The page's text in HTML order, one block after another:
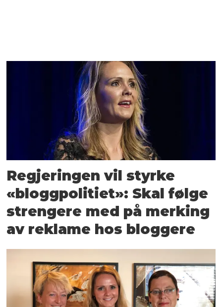
Regjeringen vil styrke
«bloggpolitiet»: Skal følge
strengere med på merking
av reklame hos bloggere